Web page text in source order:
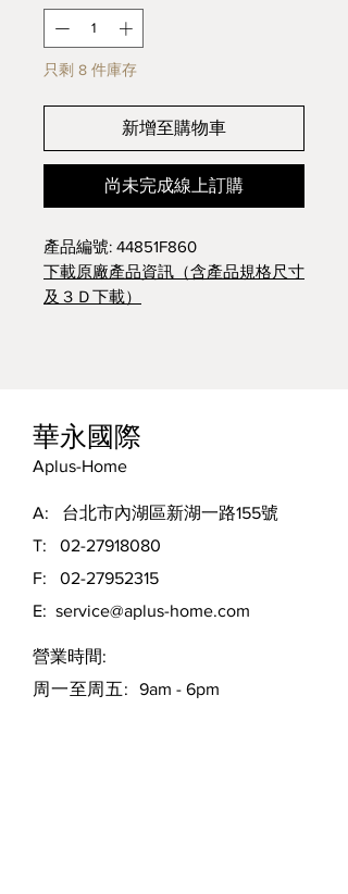
只剩 8 件庫存
新增至購物車
尚未完成線上訂購
產品編號: 44851F860
下載原廠產品資訊（含產品規格尺寸
及３Ｄ下載）
華永國際
Aplus-Home
A: 台北市內湖區新湖一路155號
T: 02-27918080
F: 02-27952315
E: service@aplus-home.com
​營業時間:
周一至周五:
9am - 6pm